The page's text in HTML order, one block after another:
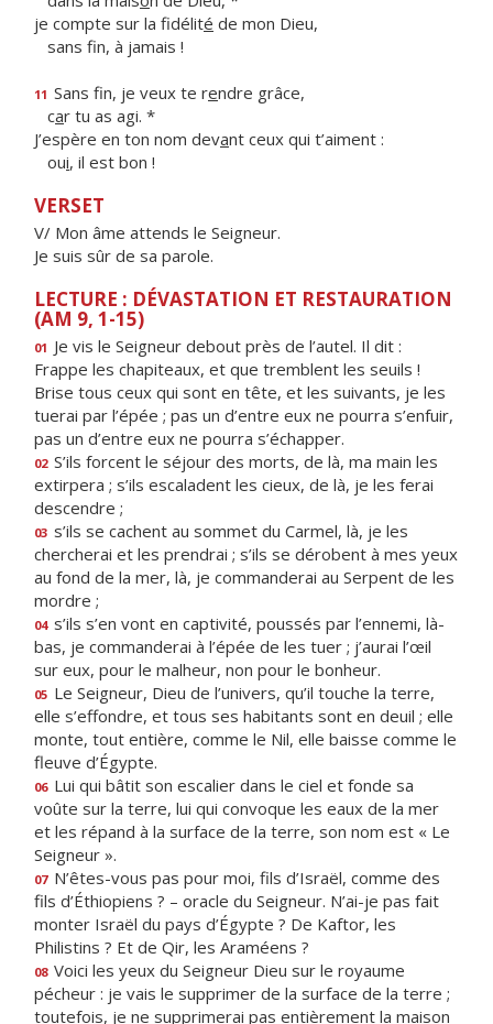
je compte sur la fidélité de mon Dieu,
sans fn, à jamais !
11 Sans fin, je veux te rendre grâce,
car tu as agi. *
J’espère en ton nom devant ceux qui t’aiment :
oui, il est bon !
VERSET
V/ Mon âme attends le Seigneur.
Je suis sûr de sa parole.
LECTURE : DÉVASTATION ET RESTAURATION
(AM 9, 1-15)
01 Je vis le Seigneur debout près de l’autel. Il dit :
Frappe les chapiteaux, et que tremblent les seuils !
Brise tous ceux qui sont en tête, et les suivants, je les
tuerai par l’épée ; pas un d’entre eux ne pourra s’enfuir,
pas un d’entre eux ne pourra s’échapper.
02 S’ils forcent le séjour des morts, de là, ma main les
extirpera ; s’ils escaladent les cieux, de là, je les ferai
descendre ;
03 s’ils se cachent au sommet du Carmel, là, je les
chercherai et les prendrai ; s’ils se dérobent à mes yeux
au fond de la mer, là, je commanderai au Serpent de les
mordre ;
04 s’ils s’en vont en captivité, poussés par l’ennemi, là-
bas, je commanderai à l’épée de les tuer ; j’aurai l’œil
sur eux, pour le malheur, non pour le bonheur.
05 Le Seigneur, Dieu de l’univers, qu’il touche la terre,
elle s’effondre, et tous ses habitants sont en deuil ; elle
monte, tout entière, comme le Nil, elle baisse comme le
fleuve d’Égypte.
06 Lui qui bâtit son escalier dans le ciel et fonde sa
voûte sur la terre, lui qui convoque les eaux de la mer
et les répand à la surface de la terre, son nom est « Le
Seigneur ».
07 N’êtes-vous pas pour moi, fils d’Israël, comme des
fils d’Éthiopiens ? – oracle du Seigneur. N’ai-je pas fait
monter Israël du pays d’Égypte ? De Kaftor, les
Philistins ? Et de Qir, les Araméens ?
08 Voici les yeux du Seigneur Dieu sur le royaume
pécheur : je vais le supprimer de la surface de la terre ;
toutefois, je ne supprimerai pas entièrement la maison